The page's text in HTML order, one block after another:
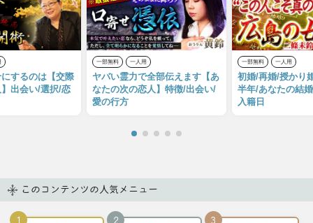
するのは【交際
出会い/選択/恋
一部無料 一人用
ヤバい霊力で全部伝えます【あ
なたの次の恋人】特徴/出会い/
愛の行方
一部無料 一人用
初婚/再婚/授かり
半年/あなたの結
入籍日
このコンテンツの人気メニュー
1 2 3